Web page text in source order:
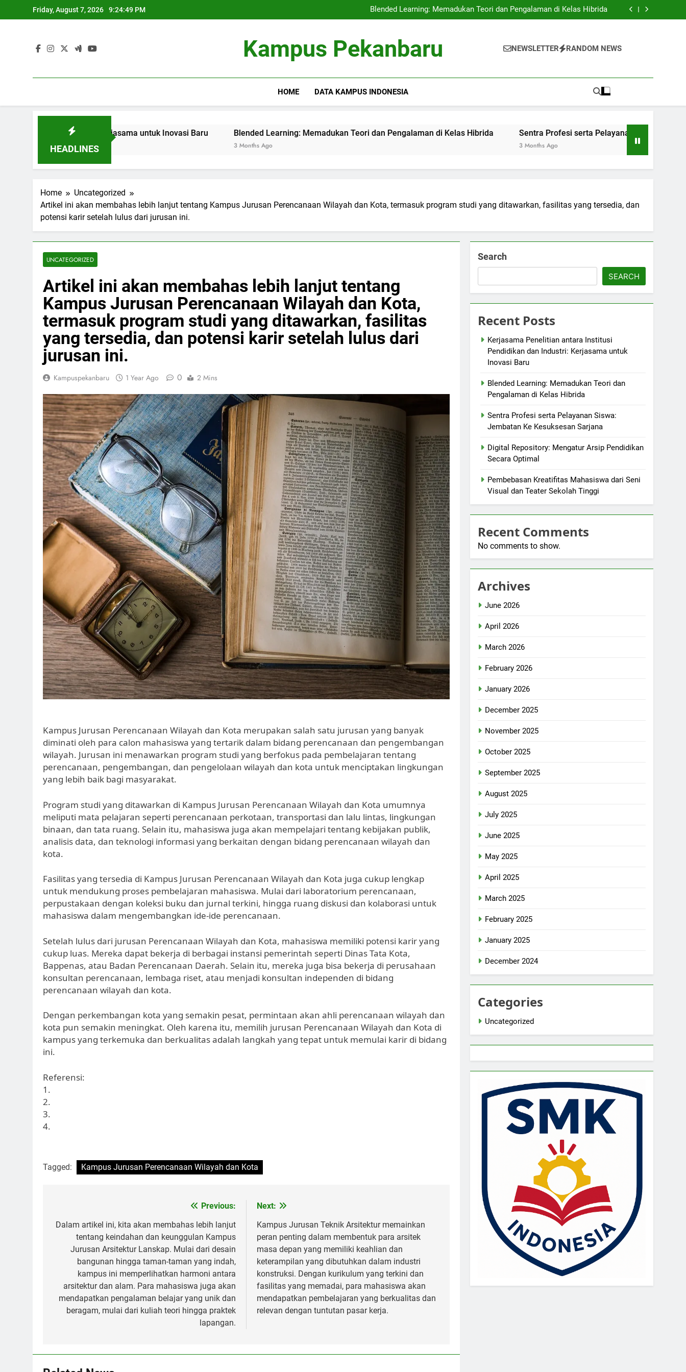
to
Friday, August 7, 2026 9:24:50 PM
untuk Inovasi Baru
Blended Learning: Memadukan Teori dan Pengalaman di Kelas Hibrida
Sentra Profesi serta Pelayanan Siswa: Jembatan Ke Kesuksesan Sarjana
untuk Inovasi Baru
Blended Learning: Memadukan Teori dan Pengalaman di Kelas Hibrida
Sentra Profesi serta Pelayanan Siswa: Jembatan Ke Kesuksesan Sarjana
Kampus Pekanbaru NEWSLETTER RANDOM NEWS
HOME DATA KAMPUS INDONESIA
HEADLINES
Industri: Kerjasama untuk Inovasi Baru Blended Learning: Memadukan Teori dan Pengalaman di Kelas Hibrida Sentra Profesi serta Pelayanan Siswa: Jembatan Ke
Home
Uncategorized
Artikel ini akan membahas lebih lanjut tentang Kampus Jurusan Perencanaan Wilayah dan Kota, termasuk program studi yang ditawarkan, fasilitas yang tersedia, dan
potensi karir setelah lulus dari jurusan ini.
UNCATEGORIZED
Artikel ini akan membahas lebih lanjut tentang
Kampus Jurusan Perencanaan Wilayah dan Kota,
termasuk program studi yang ditawarkan, fasilitas
yang tersedia, dan potensi karir setelah lulus dari
jurusan ini.
Kampuspekanbaru 1 Year Ago 0 2 Mins
Kampus Jurusan Perencanaan Wilayah dan Kota merupakan salah satu jurusan yang banyak
diminati oleh para calon mahasiswa yang tertarik dalam bidang perencanaan dan pengembangan
wilayah. Jurusan ini menawarkan program studi yang berfokus pada pembelajaran tentang
perencanaan, pengembangan, dan pengelolaan wilayah dan kota untuk menciptakan lingkungan
yang lebih baik bagi masyarakat.
Program studi yang ditawarkan di Kampus Jurusan Perencanaan Wilayah dan Kota umumnya
meliputi mata pelajaran seperti perencanaan perkotaan, transportasi dan lalu lintas, lingkungan
binaan, dan tata ruang. Selain itu, mahasiswa juga akan mempelajari tentang kebijakan publik,
analisis data, dan teknologi informasi yang berkaitan dengan bidang perencanaan wilayah dan
kota.
Fasilitas yang tersedia di Kampus Jurusan Perencanaan Wilayah dan Kota juga cukup lengkap
untuk mendukung proses pembelajaran mahasiswa. Mulai dari laboratorium perencanaan,
perpustakaan dengan koleksi buku dan jurnal terkini, hingga ruang diskusi dan kolaborasi untuk
mahasiswa dalam mengembangkan ide-ide perencanaan.
Setelah lulus dari jurusan Perencanaan Wilayah dan Kota, mahasiswa memiliki potensi karir yang
cukup luas. Mereka dapat bekerja di berbagai instansi pemerintah seperti Dinas Tata Kota,
Bappenas, atau Badan Perencanaan Daerah. Selain itu, mereka juga bisa bekerja di perusahaan
konsultan perencanaan, lembaga riset, atau menjadi konsultan independen di bidang
perencanaan wilayah dan kota.
Dengan perkembangan kota yang semakin pesat, permintaan akan ahli perencanaan wilayah dan
kota pun semakin meningkat. Oleh karena itu, memilih jurusan Perencanaan Wilayah dan Kota di
kampus yang terkemuka dan berkualitas adalah langkah yang tepat untuk memulai karir di bidang
ini.
Referensi:
1.
2.
3.
4.
Tagged: Kampus Jurusan Perencanaan Wilayah dan Kota
navigation
Previous:
Dalam artikel ini, kita akan membahas lebih lanjut
tentang keindahan dan keunggulan Kampus
Jurusan Arsitektur Lanskap. Mulai dari desain
bangunan hingga taman-taman yang indah,
kampus ini memperlihatkan harmoni antara
arsitektur dan alam. Para mahasiswa juga akan
mendapatkan pengalaman belajar yang unik dan
beragam, mulai dari kuliah teori hingga praktek
lapangan.
Next:
Kampus Jurusan Teknik Arsitektur memainkan
peran penting dalam membentuk para arsitek
masa depan yang memiliki keahlian dan
keterampilan yang dibutuhkan dalam industri
konstruksi. Dengan kurikulum yang terkini dan
fasilitas yang memadai, para mahasiswa akan
mendapatkan pembelajaran yang berkualitas dan
relevan dengan tuntutan pasar kerja.
Search
SEARCH
Recent Posts
Kerjasama Penelitian antara Institusi
Pendidikan dan Industri: Kerjasama untuk
Inovasi Baru
Blended Learning: Memadukan Teori dan
Pengalaman di Kelas Hibrida
Sentra Profesi serta Pelayanan Siswa:
Jembatan Ke Kesuksesan Sarjana
Digital Repository: Mengatur Arsip Pendidikan
Secara Optimal
Pembebasan Kreatifitas Mahasiswa dari Seni
Visual dan Teater Sekolah Tinggi
Recent Comments
No comments to show.
Archives
June 2026
April 2026
March 2026
February 2026
January 2026
December 2025
November 2025
October 2025
September 2025
August 2025
July 2025
June 2025
May 2025
April 2025
March 2025
February 2025
January 2025
December 2024
Categories
Uncategorized